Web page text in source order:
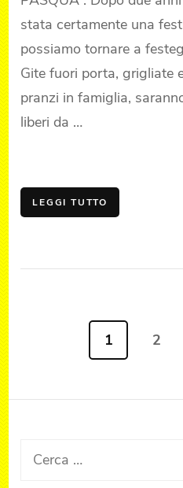
stata certamente una
possiamo tornare a
Gite fuori porta, grigliate
pranzi in famiglia,
liberi da …
LEGGI TUTTO
Page
1 Page
2
Ricerca